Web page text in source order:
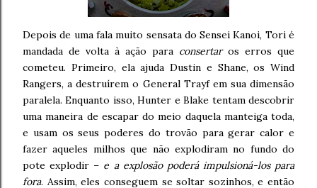
Depois de uma fala muito sensata do Sensei Kanoi, Tori é
mandada de volta à ação para consertaros erros que
cometeu. Primeiro, ela ajuda Dustin e Shane, os Wind
Rangers, a destruírem o General Trayf em sua dimensão
paralela. Enquanto isso, Hunter e Blake tentam descobrir
uma maneira de escapar do meio daquela manteiga toda,
e usam os seus poderes do trovão para gerar calor e
fazer aqueles milhos que não explodiram no fundo do
pote explodir – e a explosão poderá impulsioná-los para
fora. Assim, eles conseguem se soltar sozinhos, e então